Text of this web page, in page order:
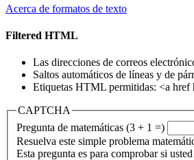
Acerca de formatos de texto
Filtered HTML
Las direcciones de correos
Saltos automáticos de líneas y de
Etiquetas HTML permitidas: <a
CAPTCHA
Pregunta de matemáticas (3 + 1 =)
Resuelva este simple problema
Esta pregunta es para comprobar si